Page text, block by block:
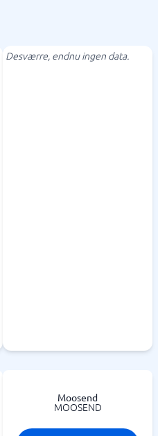
Desværre, endnu ingen data.
Moosend
MOOSEND